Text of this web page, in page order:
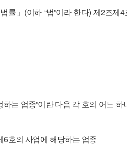
률」(이하 “법”이라 한다) 제2조제
는 업종”이란 다음 각 호의 어느
호의 사업에 해당하는 업종